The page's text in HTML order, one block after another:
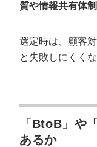
質や情報共有体
選定時は、顧客
と失敗しにくくな
「BtoB」や
あるか